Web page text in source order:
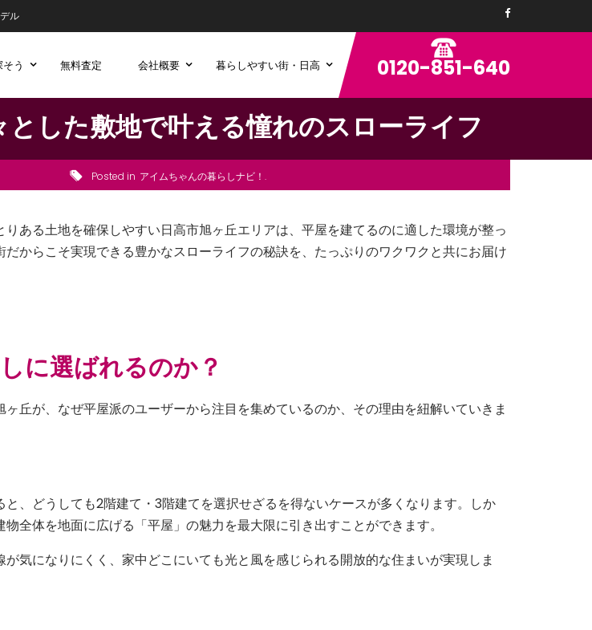
ル
う 無料査定 会社概要 暮らしやすい街・日高 0120-851-640
した敷地で叶える憧れのスローライフ
Posted in アイムちゃんの暮らしナビ！
ある土地を確保しやすい日高市旭ヶ丘エリアは、平屋を建てるのに適した環境が整っ
からこそ実現できる豊かなスローライフの秘訣を、たっぷりのワクワクと共にお届け
に選ばれるのか？
丘が、なぜ平屋派のユーザーから注目を集めているのか、その理由を紐解いていきま
、どうしても2階建て・3階建てを選択せざるを得ないケースが多くなります。しか
全体を地面に広げる「平屋」の魅力を最大限に引き出すことができます。
気になりにくく、家中どこにいても光と風を感じられる開放的な住まいが実現しま